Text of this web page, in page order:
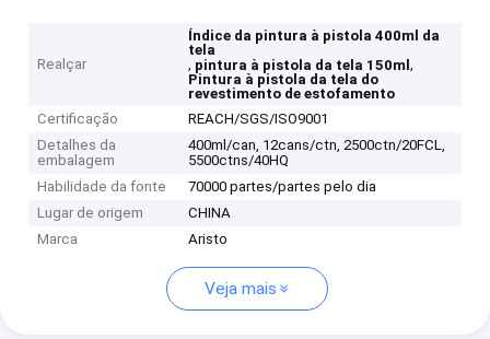
Realçar
Índice da pintura à pistola 400ml da
tela
, pintura à pistola da tela 150ml,
Pintura à pistola da tela do
revestimento de estofamento
Certificação
REACH/SGS/ISO9001
Detalhes da
embalagem
400ml/can, 12cans/ctn, 2500ctn/20FCL,
5500ctns/40HQ
Habilidade da fonte
70000 partes/partes pelo dia
Lugar de origem
CHINA
Marca
Aristo
Veja mais